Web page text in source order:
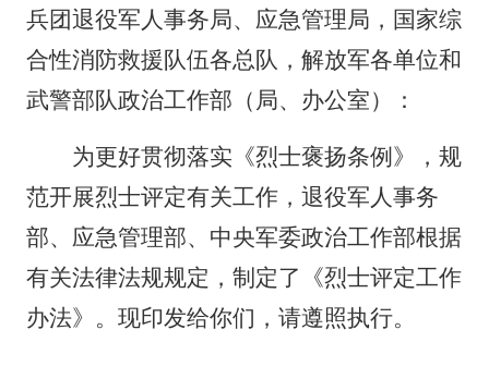
兵团退役军人事务局、应急管理局，国家综
合性消防救援队伍各总队，解放军各单位和
武警部队政治工作部（局、办公室）：
为更好贯彻落实《烈士褒扬条例》，规
范开展烈士评定有关工作，退役军人事务
部、应急管理部、中央军委政治工作部根据
有关法律法规规定，制定了《烈士评定工作
办法》。现印发给你们，请遵照执行。